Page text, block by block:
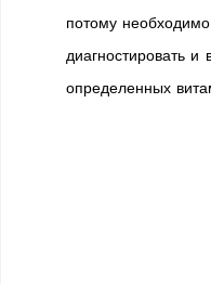
потому
диагностировать и
определенных